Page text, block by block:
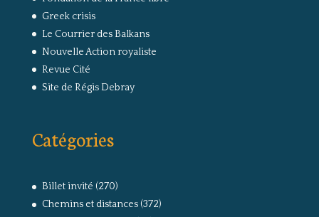
Greek crisis
Le Courrier des Balkans
Nouvelle Action royaliste
Revue Cité
Site de Régis Debray
Catégories
Billet invité (270)
Chemins et distances(372)